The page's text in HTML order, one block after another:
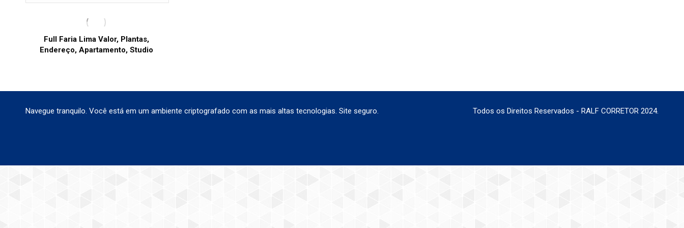
Full Faria Lima Valor, Plantas,
Endereço, Apartamento, Studio
Navegue tranquilo. Você está em um ambiente criptografado com as mais altas tecnologias. Site seguro. Todos os Direitos Reservados - RALF CORRETOR 2024.